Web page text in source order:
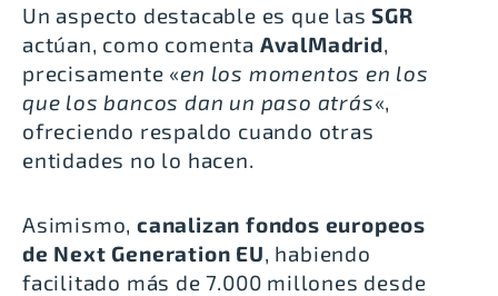
Un aspecto destacable es que lasSGR
actúan, como comenta AvalMadrid,
precisamente «en los momentos en los
que los bancos dan un paso atrás«,
ofreciendo respaldo cuando otras
entidades no lo hacen.
Asimismo, canalizan fondos europeos
de Next Generation EU, habiendo
facilitado más de 7.000 millones desde